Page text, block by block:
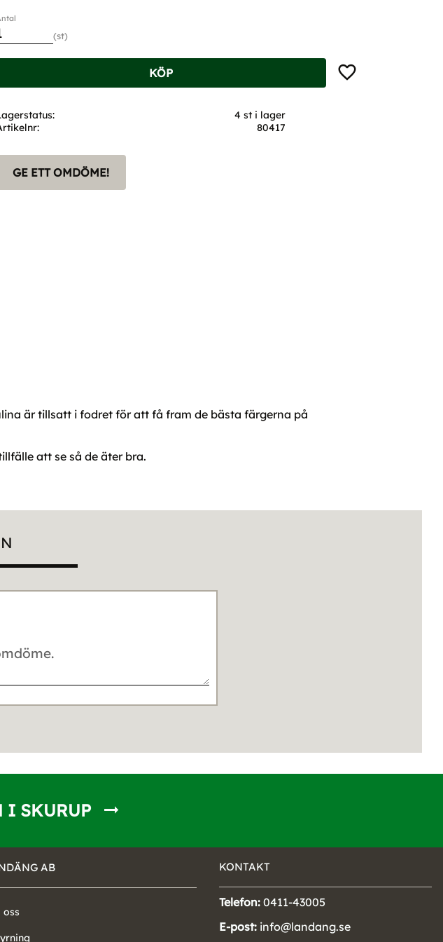
st
KÖP Lägg till i favoriter
4 st i lager
80417
GE ETT OMDÖME!
är tillsatt i fodret för att få fram de bästa färgerna på
att se så de äter bra.
I SKURUP
AB
oss
KONTAKT
Telefon: 0411-43005
E-post: info@landang.se